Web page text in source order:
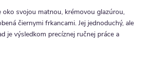
oko svojou matnou, krémovou glazúrou,
čiernymi frkancami. Jej jednoduchý, ale
je výsledkom precíznej ručnej práce a